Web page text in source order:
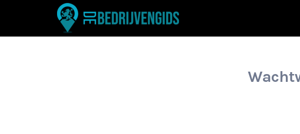
Zoek
naar: